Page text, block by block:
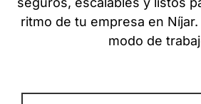
ritmo de tu empresa en
modo de